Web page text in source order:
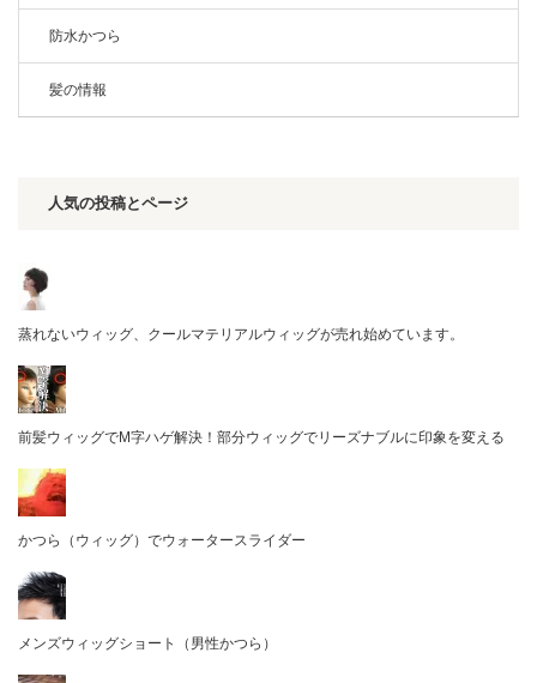
防水かつら
髪の情報
人気の投稿とページ
蒸れないウィッグ、クールマテリアルウィッグが売れ始めています。
前髪ウィッグでM字ハゲ解決！部分ウィッグでリーズナブルに印象を変える
かつら（ウィッグ）でウォータースライダー
メンズウィッグショート（男性かつら）